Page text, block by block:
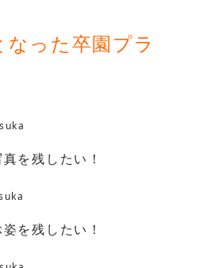
った卒園プラ
を残したい！
を残したい！